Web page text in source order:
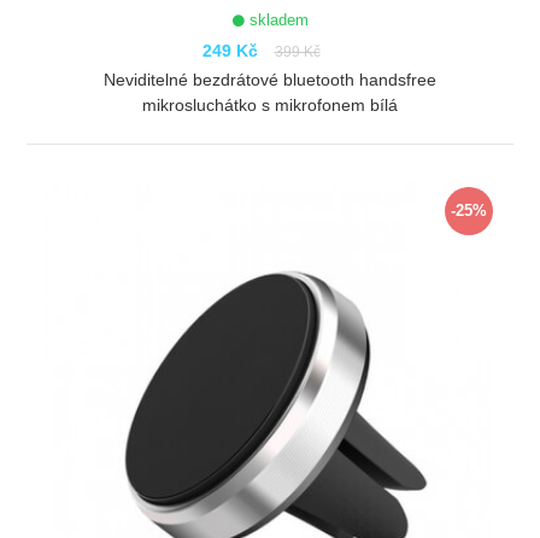
skladem
249 Kč 399 Kč
Neviditelné bezdrátové bluetooth handsfree
mikrosluchátko s mikrofonem bílá
-25%